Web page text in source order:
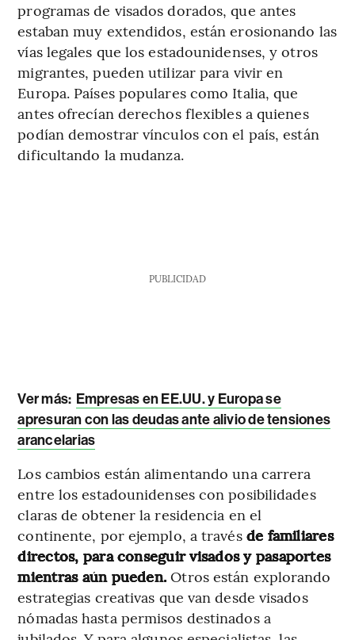
programas de visados dorados, que antes
estaban muy extendidos, están erosionando las
vías legales que los estadounidenses, y otros
migrantes, pueden utilizar para vivir en
Europa. Países populares como Italia, que
antes ofrecían derechos flexibles a quienes
podían demostrar vínculos con el país, están
dificultando la mudanza.
PUBLICIDAD
Ver más: Empresas en EE.UU. y Europa se
apresuran con las deudas ante alivio de tensiones
arancelarias
Los cambios están alimentando una carrera
entre los estadounidenses con posibilidades
claras de obtener la residencia en el
continente, por ejemplo, a través de familiares
directos, para conseguir visados y pasaportes
mientras aún pueden. Otros están explorando
estrategias creativas que van desde visados
nómadas hasta permisos destinados a